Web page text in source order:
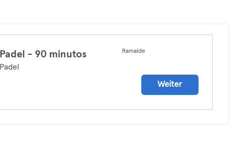
Padel - 90 minutos
Padel
Ramalde
Weiter